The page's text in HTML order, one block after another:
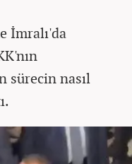
İmralı'da
sürecin nasıl